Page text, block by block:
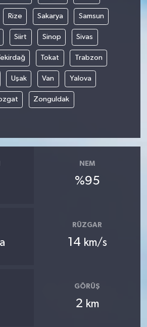
Rize Sakarya Samsun
Siirt Sinop Sivas
Tokat Trabzon
Uşak Van Yalova
Zonguldak
NEM
%95
RÜZGAR
14 km/s
GÖRÜŞ
2 km